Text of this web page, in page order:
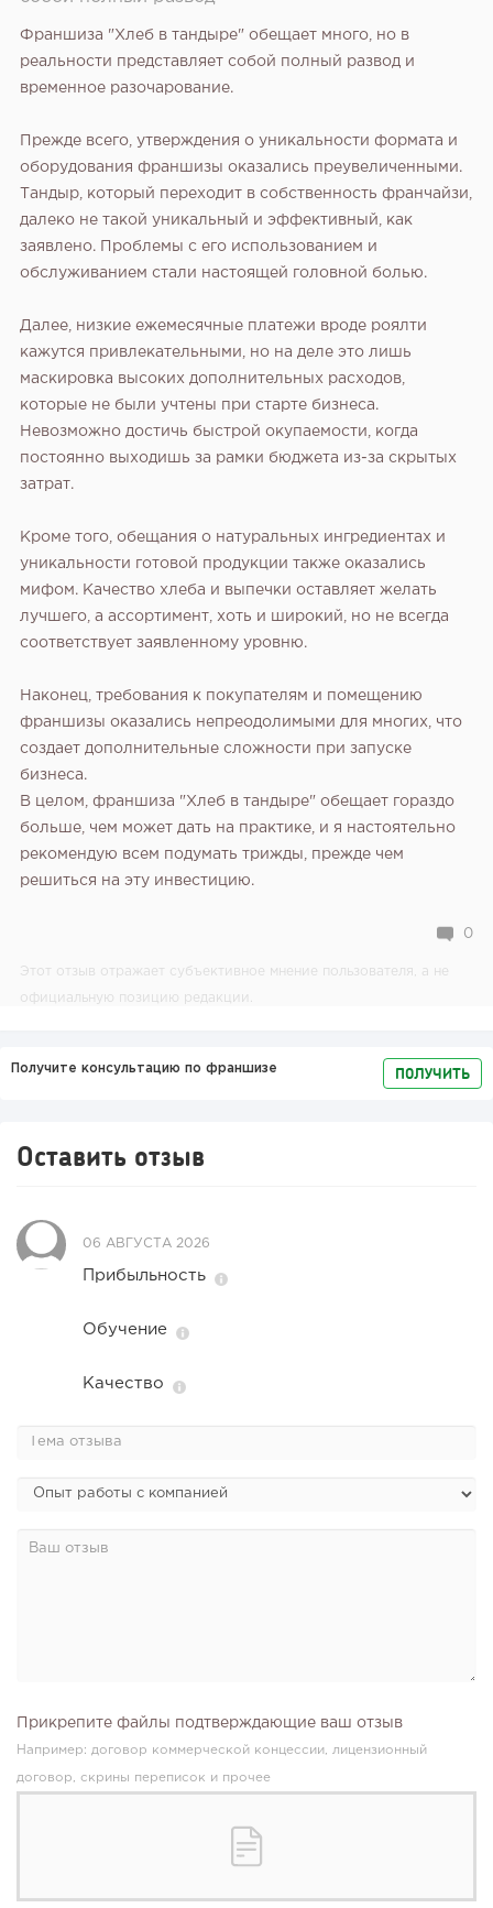
Франшиза "Хлеб в тандыре" обещает много, но в
реальности представляет собой полный развод и
временное разочарование.
Прежде всего, утверждения о уникальности формата и
оборудования франшизы оказались преувеличенными.
Тандыр, который переходит в собственность франчайзи,
далеко не такой уникальный и эффективный, как
заявлено. Проблемы с его использованием и
обслуживанием стали настоящей головной болью.
Далее, низкие ежемесячные платежи вроде роялти
кажутся привлекательными, но на деле это лишь
маскировка высоких дополнительных расходов,
которые не были учтены при старте бизнеса.
Невозможно достичь быстрой окупаемости, когда
постоянно выходишь за рамки бюджета из-за скрытых
затрат.
Кроме того, обещания о натуральных ингредиентах и
уникальности готовой продукции также оказались
мифом. Качество хлеба и выпечки оставляет желать
лучшего, а ассортимент, хоть и широкий, но не всегда
соответствует заявленному уровню.
Наконец, требования к покупателям и помещению
франшизы оказались непреодолимыми для многих, что
создает дополнительные сложности при запуске
бизнеса.
В целом, франшиза "Хлеб в тандыре" обещает гораздо
больше, чем может дать на практике, и я настоятельно
рекомендую всем подумать трижды, прежде чем
решиться на эту инвестицию.
0
Этот отзыв отражает субъективное мнение пользователя, а не
официальную позицию редакции.
Получите консультацию по франшизе ПОЛУЧИТЬ
Оставить отзыв
06 АВГУСТА 2026
Прибыльность
Обучение
Качество
Прикрепите файлы подтверждающие ваш отзыв
Например: договор коммерческой концессии, лицензионный
договор, скрины переписок и прочее